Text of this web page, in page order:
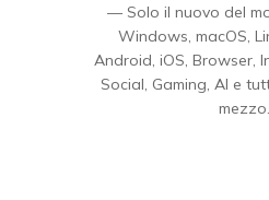
— Solo il nuovo del
Windows, macOS,
Android, iOS, Browser,
Social, Gaming, AI e
mezzo.